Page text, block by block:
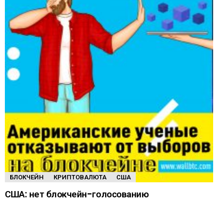
БЛОКЧЕЙН КРИПТОВАЛЮТА США
США: нет блокчейн-голосованию